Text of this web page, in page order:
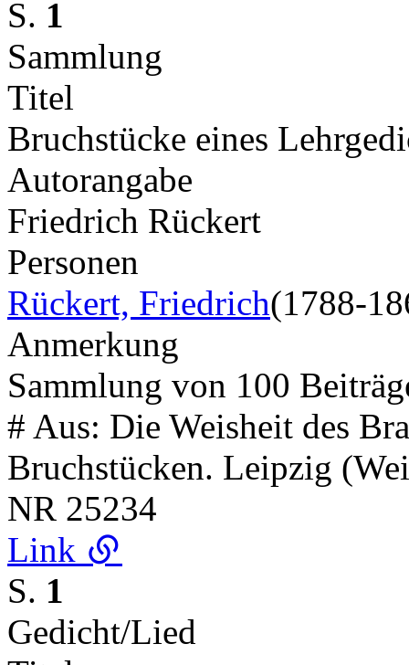
S. 1
Sammlung
Titel
Bruchstücke eines
Autorangabe
Friedrich Rückert
Personen
Rückert, Friedrich(1788-
Anmerkung
Sammlung von 100
# Aus: Die Weisheit des
Bruchstücken. Leipzig
NR 25234
Link
S. 1
Gedicht/Lied